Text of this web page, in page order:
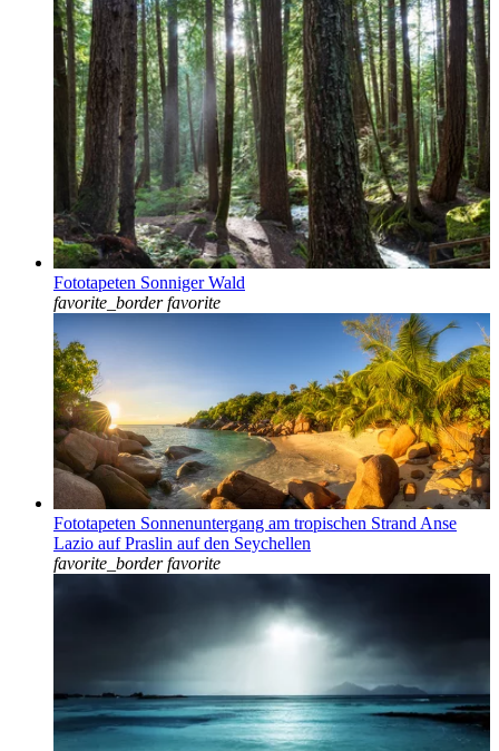
Fototapeten Sonniger Wald
favorite_border favorite
Fototapeten Sonnenuntergang am tropischen Strand Anse
Lazio auf Praslin auf den Seychellen
favorite_border favorite